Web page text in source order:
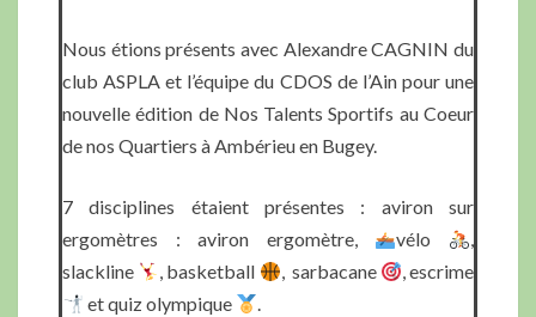
Nous étions présents avec Alexandre CAGNIN du
club ASPLA et l’équipe du CDOS de l’Ain pour une
nouvelle édition de Nos Talents Sportifs au Coeur
de nos Quartiers à Ambérieu en Bugey.
7 disciplines étaient présentes : aviron sur
ergomètres : aviron ergomètre,
vélo
,
slackline
, basketball , sarbacane
, escrime
et quiz olympique
.